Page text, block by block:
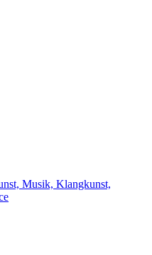
Musik, Klangkunst,